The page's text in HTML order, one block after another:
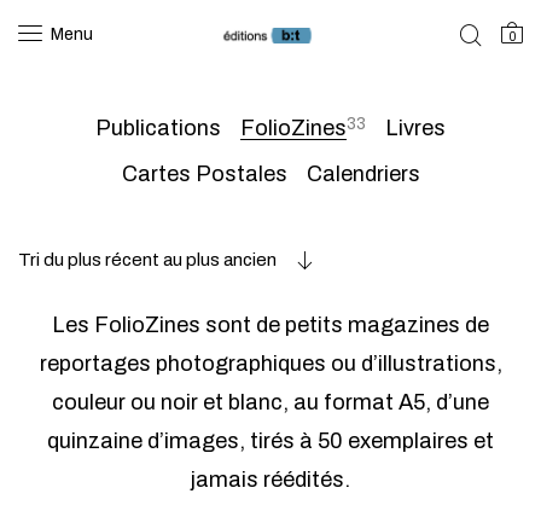
Menu 0
Publications FolioZines33
Livres
Cartes Postales
Calendriers
Tri du plus récent au plus ancien
Les FolioZines sont de petits magazines de
reportages photographiques ou d’illustrations,
couleur ou noir et blanc, au format A5, d’une
quinzaine d’images, tirés à 50 exemplaires et
jamais réédités.